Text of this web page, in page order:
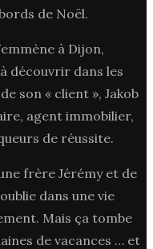
de Noël.
à Dijon,
découvrir dans les
son « client », Jakob
agent immobilier,
de réussite.
frère Jérémy et de
dans une vie
Mais ça tombe
de vacances … et